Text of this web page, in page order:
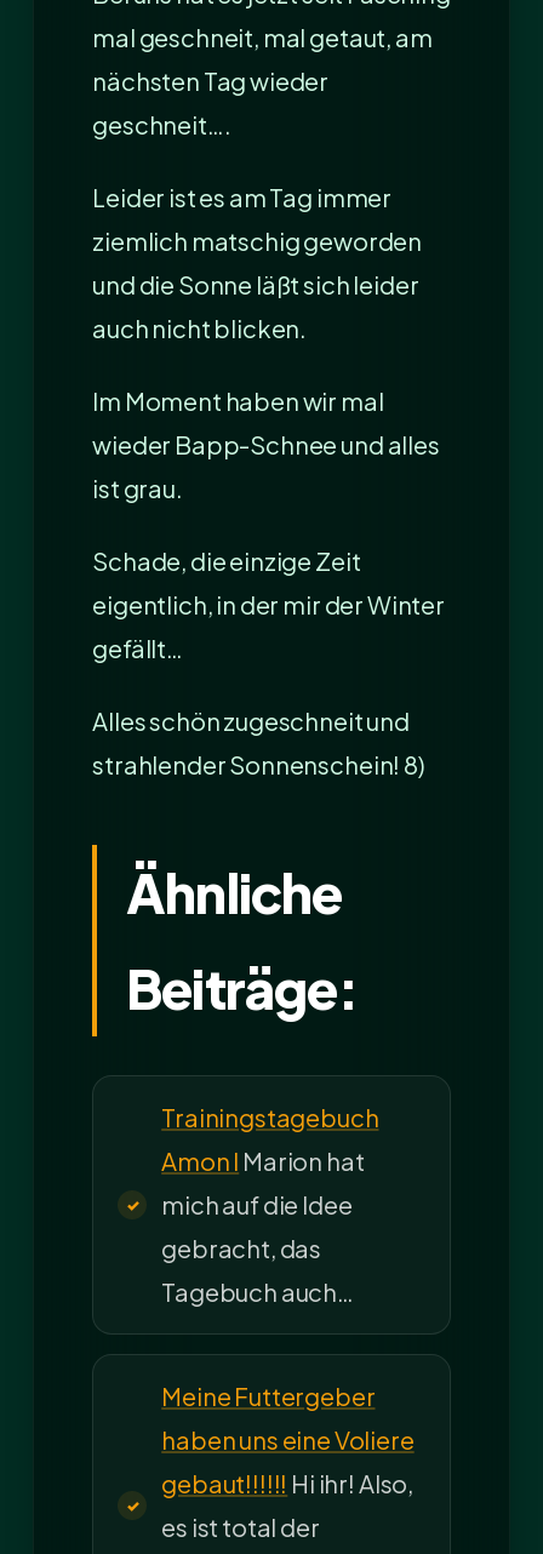
mal geschneit, mal getaut, am
nächsten Tag wieder
geschneit….
Leider ist es am Tag immer
ziemlich matschig geworden
und die Sonne läßt sich leider
auch nicht blicken.
Im Moment haben wir mal
wieder Bapp-Schnee und alles
ist grau.
Schade, die einzige Zeit
eigentlich, in der mir der Winter
gefällt…
Alles schön zugeschneit und
strahlender Sonnenschein! 8)
Ähnliche
Beiträge:
Trainingstagebuch
Amon I Marion hat
mich auf die Idee
gebracht, das
Tagebuch auch…
Meine Futtergeber
haben uns eine Voliere
gebaut!!!!!! Hi ihr! Also,
es ist total der